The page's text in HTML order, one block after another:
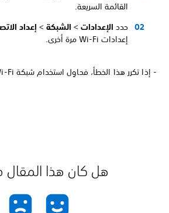
القائمة السريعة.
حدد الإعدادات > الشبكة > إعداد
إعدادات Wi-Fi مرة أخرى.
- إذا تكرر هذا الخطأ، فحاوِل استخدام شبكة Wi-Fi أخرى.
هل كان هذا المقال